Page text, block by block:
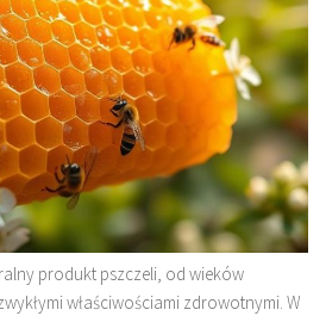
produkt pszczeli, od wieków
właściwościami zdrowotnymi. W